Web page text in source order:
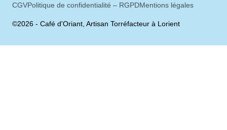
CGVPolitique de confidentialité – RGPDMentions légales
©2026 - Café d'Oriant, Artisan Torréfacteur à Lorient